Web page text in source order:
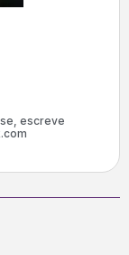
escreve